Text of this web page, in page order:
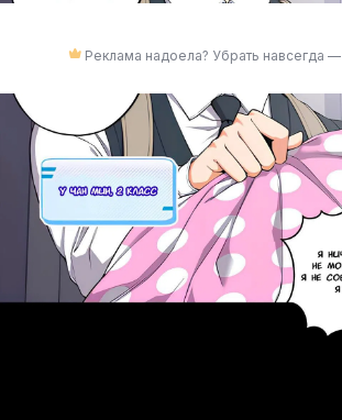
Реклама надоела? Убрать навсегда —